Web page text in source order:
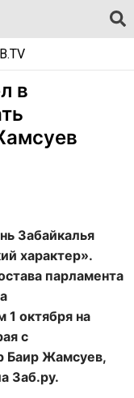
в
Забайкалья
характер».
парламента
1 октября на
с
Баир Жамсуев,
Заб.ру.